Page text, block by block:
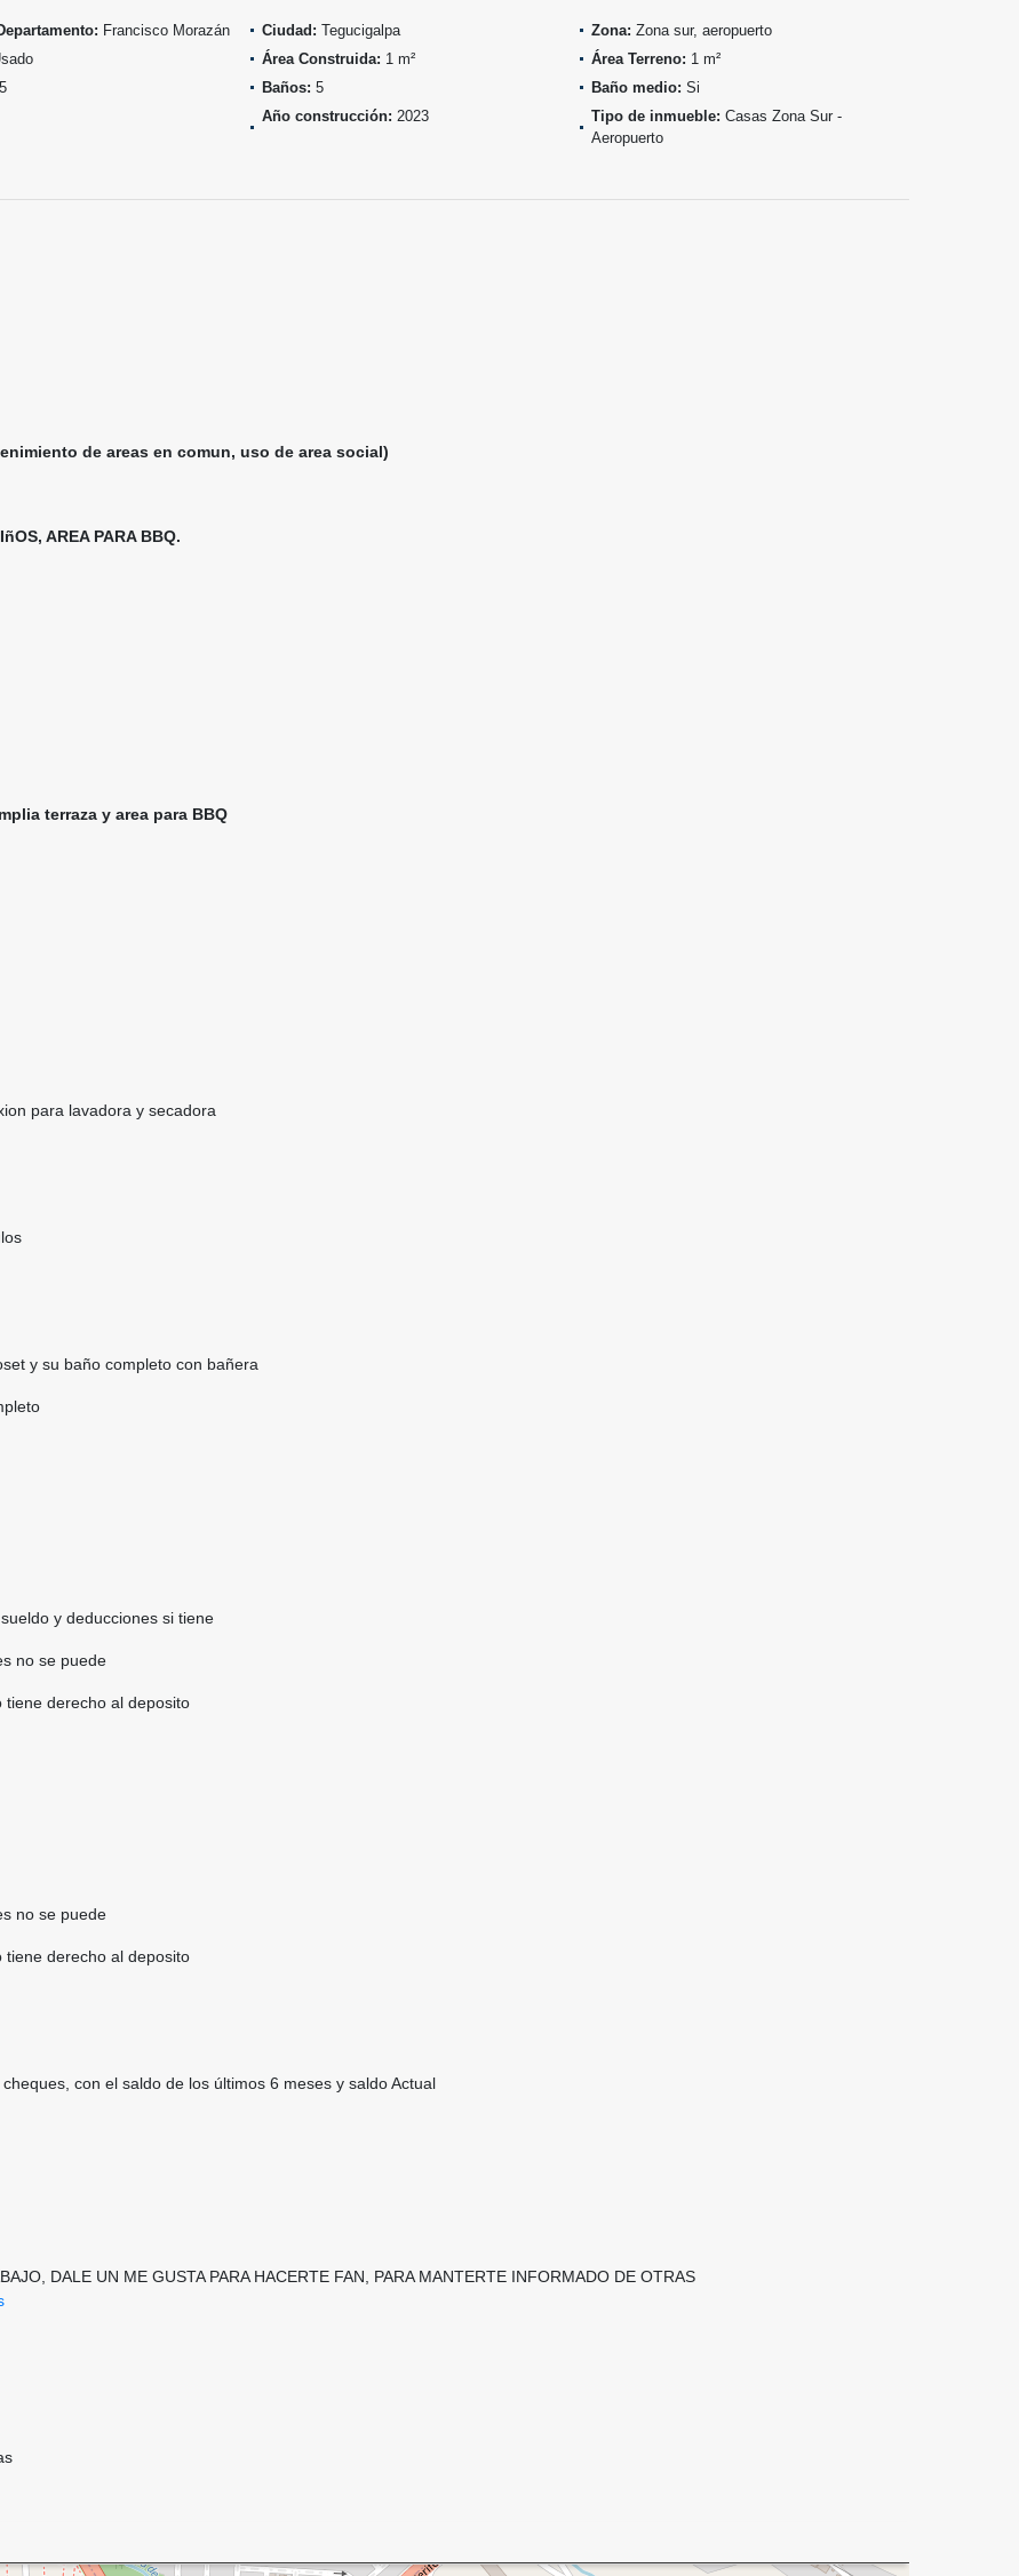
Francisco Morazán Ciudad: Tegucigalpa Zona: Zona sur, aeropuerto
Área Construida: 1 m² Área Terreno: 1 m²
5 Baños: 5 Baño medio: Si
Año construcción: 2023 Tipo de inmueble: Casas Zona Sur -
Aeropuerto
de areas en comun, uso de area social)
AREA PARA BBQ.
terraza y area para BBQ
para lavadora y secadora
y su baño completo con bañera
y deducciones si tiene
no se puede
tiene derecho al deposito
no se puede
tiene derecho al deposito
con el saldo de los últimos 6 meses y saldo Actual
DALE UN ME GUSTA PARA HACERTE FAN, PARA MANTERTE INFORMADO DE OTRAS